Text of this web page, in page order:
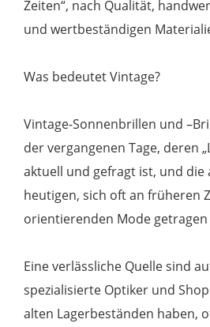
Zeiten“, nach Qualität,
und wertbeständigen
Was bedeutet Vintage?
Vintage-Sonnenbrillen und
der vergangenen Tage, deren
aktuell und gefragt ist, und die
heutigen, sich oft an früheren
orientierenden Mode
Eine verlässliche Quelle sind
spezialisierte Optiker und
alten Lagerbeständen haben,